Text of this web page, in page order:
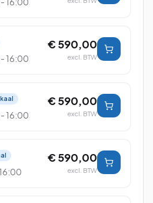
16:00
€ 590,00
excl. BTW
16:00
€ 590,00
excl. BTW
€ 590,00
excl. BTW